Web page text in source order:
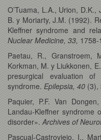
O’Tuama, L.A., Urion,
B. y Moriarty, J.M. (1992).
Kleffner syndrome and
Nuclear Medicine, 33, 1758-
Paetau, R., Granstroem,
Korkman, M. y Liukkonen,
presurgical evaluation
syndrome. Epilepsia, 40 (3),
Paquier, P.F. Van
Landau-Kleffner syndrome
disorder». Archives of
Pascual-Castroviejo, I.,